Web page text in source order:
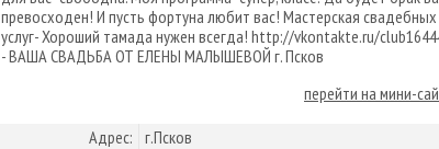
превосходен! И пусть фортуна любит вас! Мастерская свадебных
услуг- Хороший тамада нужен всегда! http://vkontakte.ru/
- ВАША СВАДЬБА ОТ ЕЛЕНЫ МАЛЫШЕВОЙ г. Псков
перейти на мини-
Адрес: г.Псков